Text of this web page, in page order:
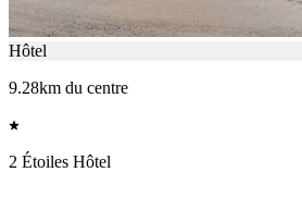
Hôtel
9.28km du centre
2 Étoiles Hôtel